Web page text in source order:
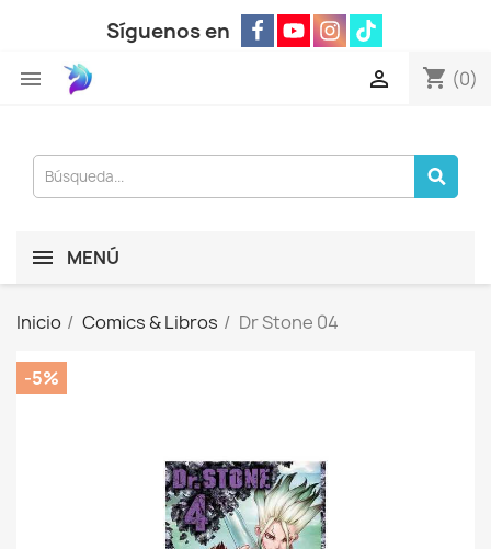
Síguenos en
 shopping_cart (0)

MENÚ
Inicio Comics & Libros Dr Stone 04
-5%